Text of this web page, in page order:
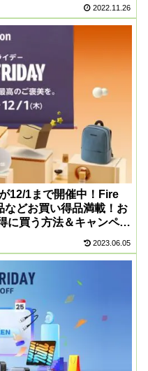
2022.11.26
12/1まで開催中！Fire
どお買い得品満載！お
に買う方法＆キャンペー
2023.06.05